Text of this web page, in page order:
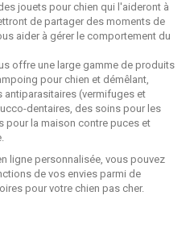
jouets pour chien qui l'aideront à
de partager des moments de
aider à gérer le comportement du
offre une large gamme de produits
pour chien et démêlant,
antiparasitaires (vermifuges et
dentaires, des soins pour les
pour la maison contre puces et
ligne personnalisée, vous pouvez
de vos envies parmi de
pour votre chien pas cher.